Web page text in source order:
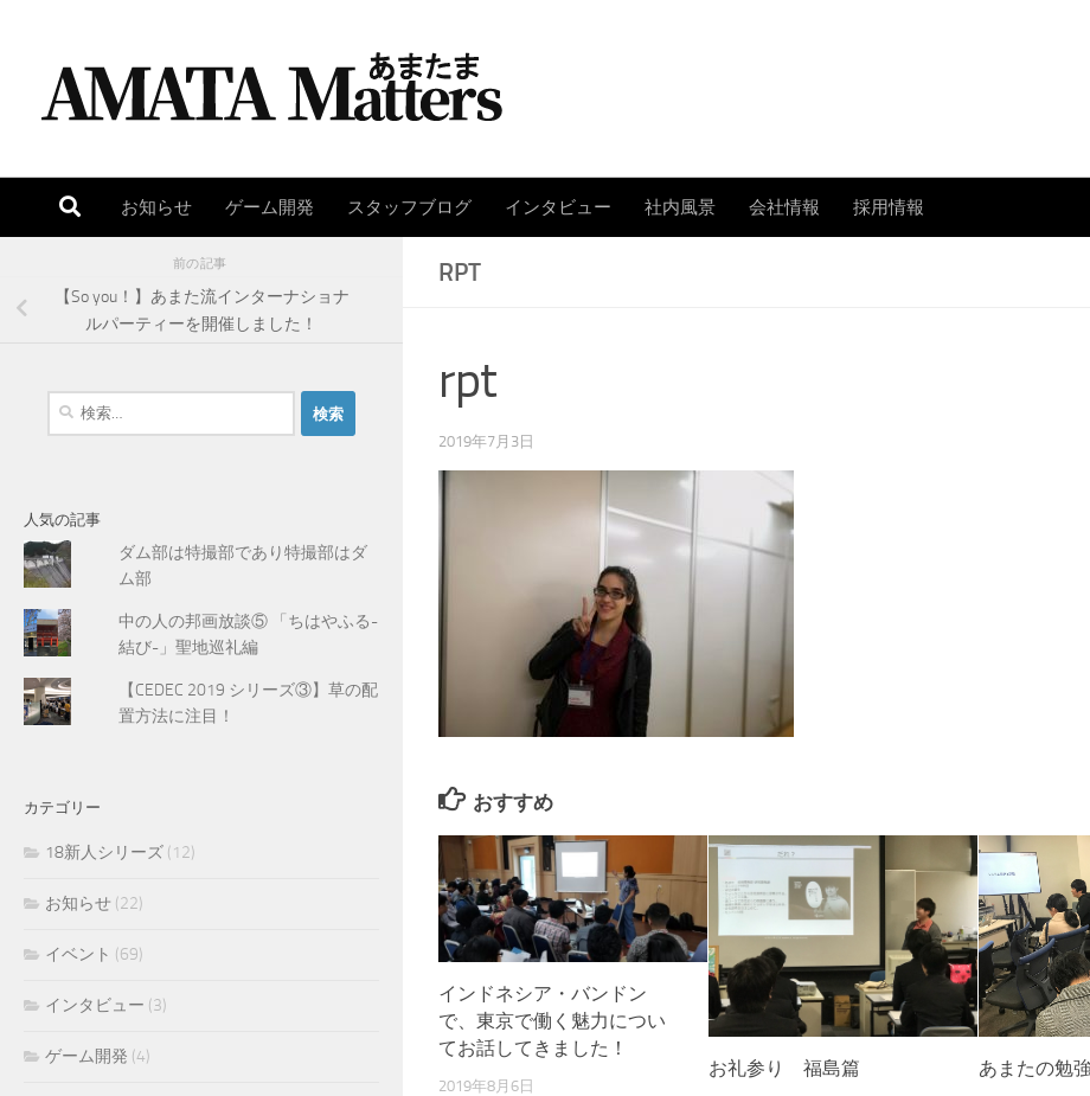
お知らせ ゲーム開発 スタッフブログ インタビュー 社内風景 会社情報 採用情報
RPT
rpt
2019年7月3日
おすすめ
インドネシア・バンドン
で、東京で働く魅力につい
てお話してきました！
2019年8月6日
お礼参り 福島篇 あまたの勉
前の記事
【So you！】あまた流インターナショナ
ルパーティーを開催しました！
検
人気の記事
ダム部は特撮部であり特撮部はダ
ム部
中の人の邦画放談⑤ 「ちはやふる-
結び-」聖地巡礼編
【CEDEC 2019 シリーズ③】草の配
置方法に注目！
カテゴリー
18新人シリーズ (12)
お知らせ (22)
イベント (69)
インタビュー (3)
ゲーム開発 (4)